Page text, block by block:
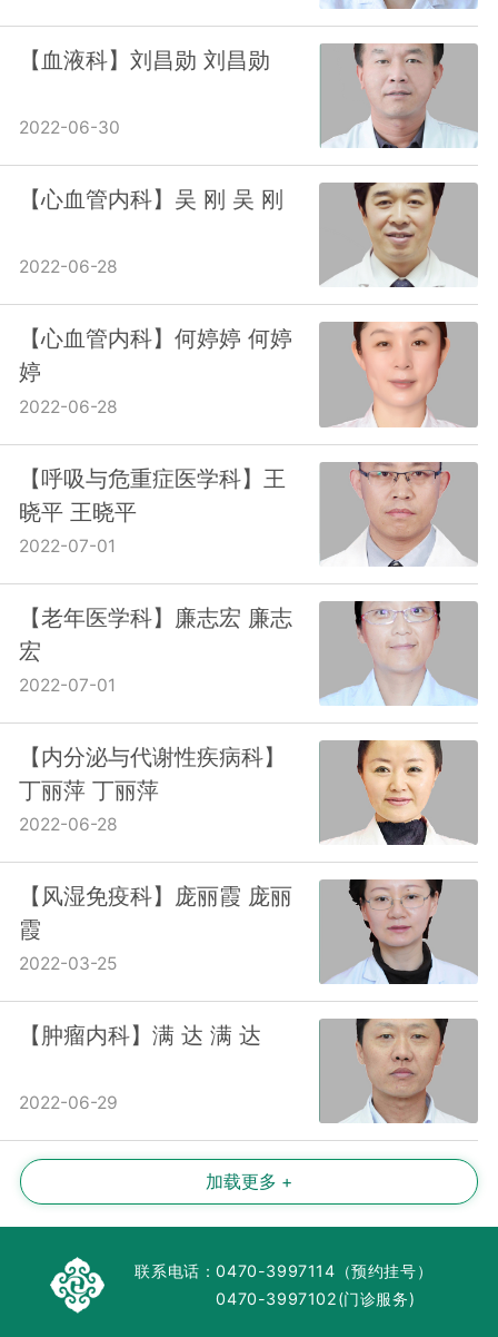
【血液科】刘昌勋 刘昌勋
2022-06-30
【心血管内科】吴 刚 吴 刚
2022-06-28
【心血管内科】何婷婷 何婷
婷
2022-06-28
【呼吸与危重症医学科】王
晓平 王晓平
2022-07-01
【老年医学科】廉志宏 廉志
宏
2022-07-01
【内分泌与代谢性疾病科】
丁丽萍 丁丽萍
2022-06-28
【风湿免疫科】庞丽霞 庞丽
霞
2022-03-25
【肿瘤内科】满 达 满 达
2022-06-29
加载更多 +
联系电话：0470-3997114（预约挂号）
0470-3997102(门诊服务)